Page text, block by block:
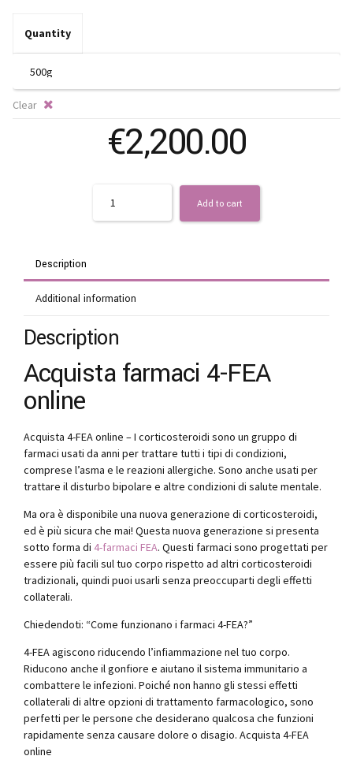
Quantity
Clear
€2,200.00
Add to cart
Description
Additional information
Description
Acquista farmaci 4-FEA
online
Acquista 4-FEA online – I corticosteroidi sono un gruppo di
farmaci usati da anni per trattare tutti i tipi di condizioni,
comprese l’asma e le reazioni allergiche. Sono anche usati per
trattare il disturbo bipolare e altre condizioni di salute mentale.
Ma ora è disponibile una nuova generazione di corticosteroidi,
ed è più sicura che mai! Questa nuova generazione si presenta
sotto forma di 4-farmaci FEA. Questi farmaci sono progettati per
essere più facili sul tuo corpo rispetto ad altri corticosteroidi
tradizionali, quindi puoi usarli senza preoccuparti degli effetti
collaterali.
Chiedendoti: “Come funzionano i farmaci 4-FEA?”
4-FEA agiscono riducendo l’infiammazione nel tuo corpo.
Riducono anche il gonfiore e aiutano il sistema immunitario a
combattere le infezioni. Poiché non hanno gli stessi effetti
collaterali di altre opzioni di trattamento farmacologico, sono
perfetti per le persone che desiderano qualcosa che funzioni
rapidamente senza causare dolore o disagio. Acquista 4-FEA
online